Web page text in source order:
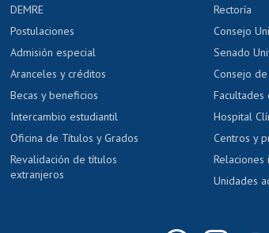
Servicio médico y dental
Pago de arancel y crédito alumnos
Pago de arancel y crédito exalumnos
Certificado de títulos y grados
DEMRE
Postulaciones
Admisión especial
Aranceles y créditos
Becas y beneficios
Intercambio estudiantil
Oficina de Títulos y Grados
Revalidación de títulos
extranjeros
Rectoría
Consejo
Senado
Consejo
Facultades
Hospital
Centros y
Relaciones
Unidades